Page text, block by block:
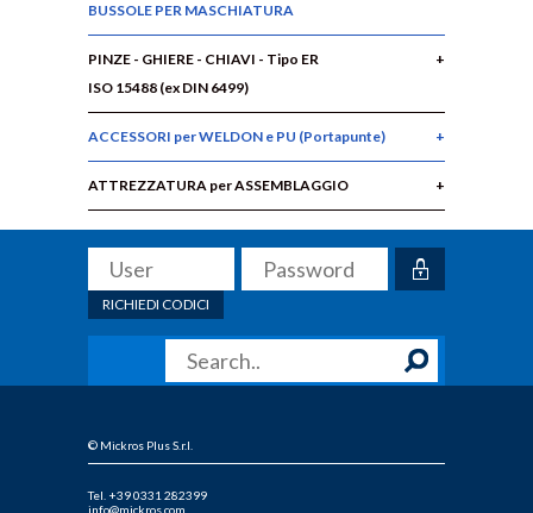
BUSSOLE PER MASCHIATURA
PINZE - GHIERE - CHIAVI - Tipo ER
ISO 15488 (ex DIN 6499)
ACCESSORI per WELDON e PU (Portapunte)
ATTREZZATURA per ASSEMBLAGGIO
RICHIEDI CODICI
© Mickros Plus S.r.l.
Tel. +39 0331 282399
info@mickros.com